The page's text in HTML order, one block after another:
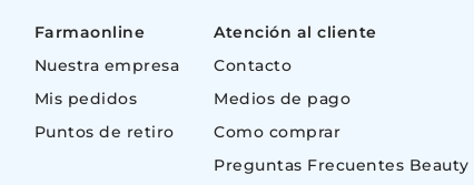
Farmaonline
Nuestra empresa
Mis pedidos
Puntos de retiro
Atención al cliente
Contacto
Medios de pago
Como comprar
Preguntas Frecuentes Beauty